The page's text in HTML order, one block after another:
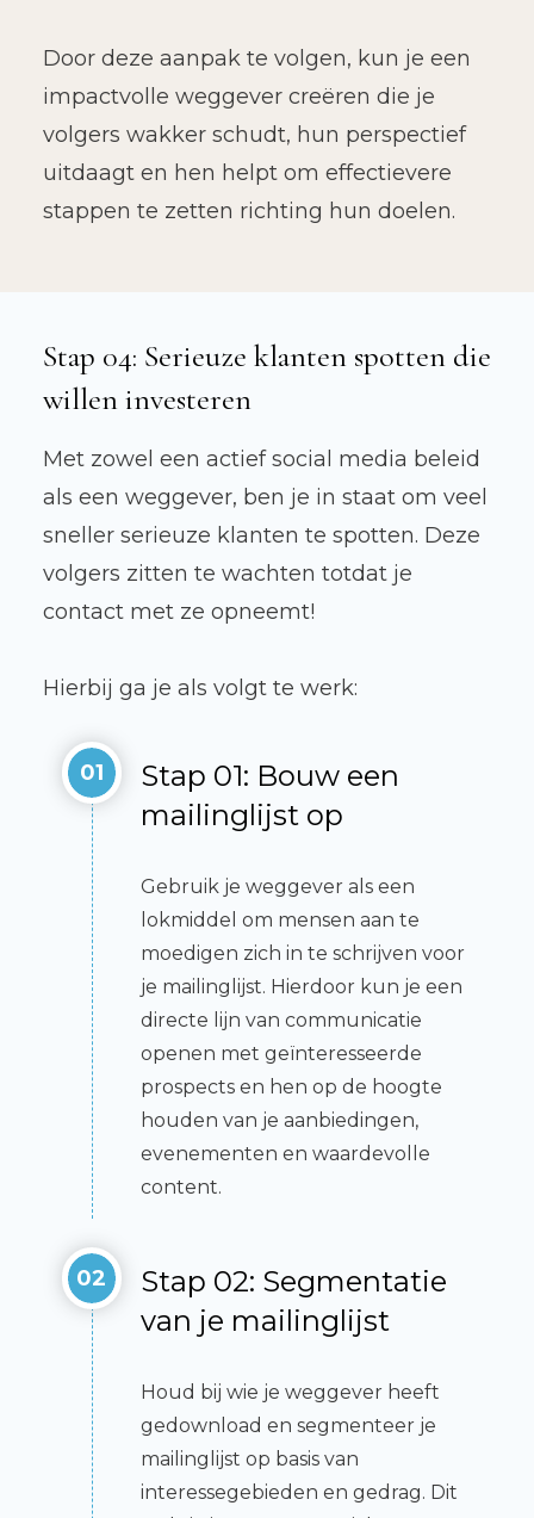
Door deze aanpak te volgen, kun je een
impactvolle weggever creëren die je
volgers wakker schudt, hun perspectief
uitdaagt en hen helpt om effectievere
stappen te zetten richting hun doelen.
Stap 04: Serieuze klanten spotten die
willen investeren
Met zowel een actief social media beleid
als een weggever, ben je in staat om veel
sneller serieuze klanten te spotten. Deze
volgers zitten te wachten totdat je
contact met ze opneemt!
Hierbij ga je als volgt te werk:
01
Stap 01: Bouw een
mailinglijst op
Gebruik je weggever als een
lokmiddel om mensen aan te
moedigen zich in te schrijven voor
je mailinglijst. Hierdoor kun je een
directe lijn van communicatie
openen met geïnteresseerde
prospects en hen op de hoogte
houden van je aanbiedingen,
evenementen en waardevolle
content.
02
Stap 02: Segmentatie
van je mailinglijst
Houd bij wie je weggever heeft
gedownload en segmenteer je
mailinglijst op basis van
interessegebieden en gedrag. Dit